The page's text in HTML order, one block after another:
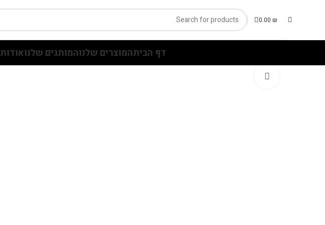
0.00 ₪
דף הביתהמוצרים שלנוהמותגים שלנואודות